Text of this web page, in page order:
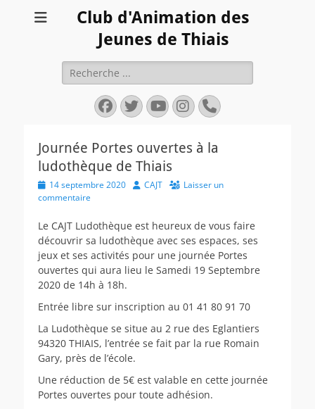
Club d'Animation des
Jeunes de Thiais
Rechercher :
Facebook
Twitter
YouTube
Instagram
Tél
Journée Portes ouvertes à la
ludothèque de Thiais
Posted
on
14 septembre 2020 Author
CAJT
Laisser un
commentaire
Le CAJT Ludothèque est heureux de vous faire
découvrir sa ludothèque avec ses espaces, ses
jeux et ses activités pour une journée Portes
ouvertes qui aura lieu le Samedi 19 Septembre
2020 de 14h à 18h.
Entrée libre sur inscription au 01 41 80 91 70
La Ludothèque se situe au 2 rue des Eglantiers
94320 THIAIS, l’entrée se fait par la rue Romain
Gary, près de l’école.
Une réduction de 5€ est valable en cette journée
Portes ouvertes pour toute adhésion.